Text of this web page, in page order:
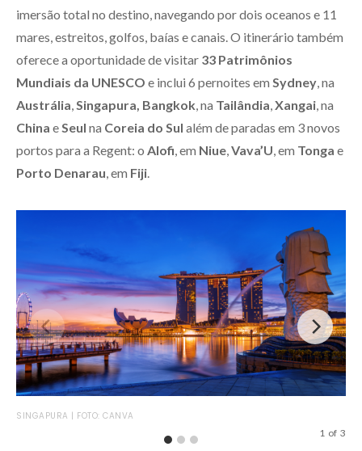
imersão total no destino, navegando por dois oceanos e 11
mares, estreitos, golfos, baías e canais. O itinerário também
oferece a oportunidade de visitar 33 Patrimônios
Mundiais da UNESCO e inclui 6 pernoites em Sydney, na
Austrália,Singapura, Bangkok, na Tailândia,Xangai, na
China eSeul na Coreia do Sul além de paradas em 3 novos
portos para a Regent: o Alofi, em Niue,Vava’U, em Tonga e
Porto Denarau, em Fiji.
SINGAPURA | FOTO: CANVA
1 of 3